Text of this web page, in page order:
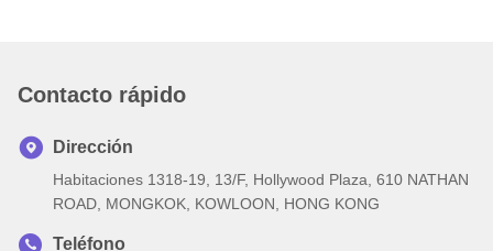
Contacto rápido
Dirección
Habitaciones 1318-19, 13/F, Hollywood Plaza, 610 NATHAN
ROAD, MONGKOK, KOWLOON, HONG KONG
Teléfono